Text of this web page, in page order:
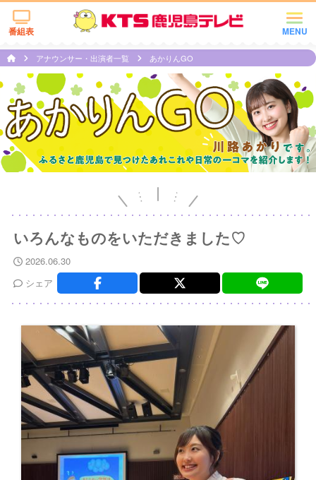
MENU
番組表
アナウンサー・出演者一覧 あかりんGO
いろんなものをいただきました♡
2026.06.30
シェア